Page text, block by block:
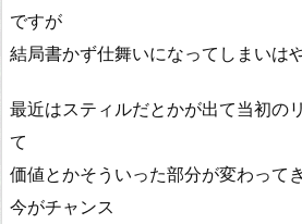
ですが
結局書かず仕舞いになってしまいは
最近はスティルだとかが出て当初の
て
価値とかそういった部分が変わって
今がチャンス